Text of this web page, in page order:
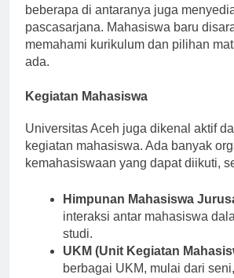
beberapa di antaranya juga
pascasarjana. Mahasiswa baru
memahami kurikulum dan pilihan
ada.
Kegiatan Mahasiswa
Universitas Aceh juga dikenal aktif
kegiatan mahasiswa. Ada banyak
kemahasiswaan yang dapat diikuti,
Himpunan Mahasiswa
interaksi antar mahasiswa
studi.
UKM (Unit Kegiatan
berbagai UKM, mulai dari